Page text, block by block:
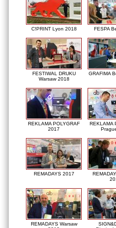
C!PRINT Lyon 2018 FESPA
FESTIWAL DRUKU
Warsaw 2018
GRAFIMA
REKLAMA POLYGRAF
2017
REKLAMA
REMADAYS 2017
REMADAYS Warsaw